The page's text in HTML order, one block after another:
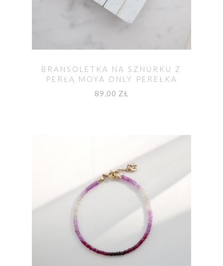
BRANSOLETKA NA SZNURKU Z
PERŁĄ MOYA ONLY PEREŁKA
89,00 ZŁ